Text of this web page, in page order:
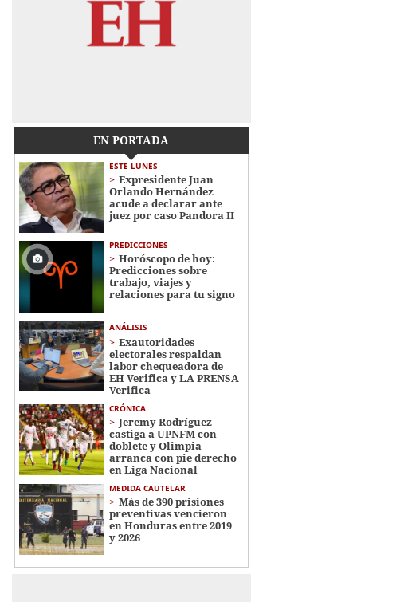
EN PORTADA
ESTE LUNES
Expresidente Juan
Orlando Hernández
acude a declarar ante
juez por caso Pandora II
PREDICCIONES
Horóscopo de hoy:
Predicciones sobre
trabajo, viajes y
relaciones para tu signo
ANÁLISIS
Exautoridades
electorales respaldan
labor chequeadora de
EH Verifica y LA PRENSA
Verifica
CRÓNICA
Jeremy Rodríguez
castiga a UPNFM con
doblete y Olimpia
arranca con pie derecho
en Liga Nacional
MEDIDA CAUTELAR
Más de 390 prisiones
preventivas vencieron
en Honduras entre 2019
y 2026